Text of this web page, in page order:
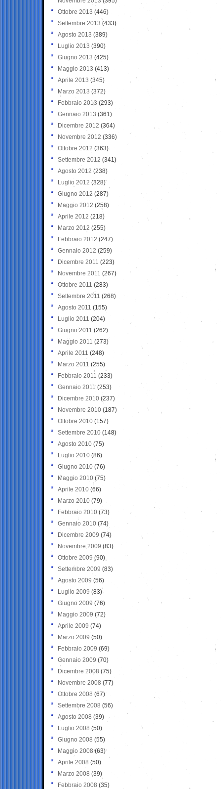
Ottobre 2013 (446)
Settembre 2013 (433)
Agosto 2013 (389)
Luglio 2013 (390)
Giugno 2013 (425)
Maggio 2013 (413)
Aprile 2013 (345)
Marzo 2013 (372)
Febbraio 2013 (293)
Gennaio 2013 (361)
Dicembre 2012 (364)
Novembre 2012 (336)
Ottobre 2012 (363)
Settembre 2012 (341)
Agosto 2012 (238)
Luglio 2012 (328)
Giugno 2012 (287)
Maggio 2012 (258)
Aprile 2012 (218)
Marzo 2012 (255)
Febbraio 2012 (247)
Gennaio 2012 (259)
Dicembre 2011 (223)
Novembre 2011 (267)
Ottobre 2011 (283)
Settembre 2011 (268)
Agosto 2011 (155)
Luglio 2011 (204)
Giugno 2011 (262)
Maggio 2011 (273)
Aprile 2011 (248)
Marzo 2011 (255)
Febbraio 2011 (233)
Gennaio 2011 (253)
Dicembre 2010 (237)
Novembre 2010 (187)
Ottobre 2010 (157)
Settembre 2010 (148)
Agosto 2010 (75)
Luglio 2010 (86)
Giugno 2010 (76)
Maggio 2010 (75)
Aprile 2010 (66)
Marzo 2010 (79)
Febbraio 2010 (73)
Gennaio 2010 (74)
Dicembre 2009 (74)
Novembre 2009 (83)
Ottobre 2009 (90)
Settembre 2009 (83)
Agosto 2009 (56)
Luglio 2009 (83)
Giugno 2009 (76)
Maggio 2009 (72)
Aprile 2009 (74)
Marzo 2009 (50)
Febbraio 2009 (69)
Gennaio 2009 (70)
Dicembre 2008 (75)
Novembre 2008 (77)
Ottobre 2008 (67)
Settembre 2008 (56)
Agosto 2008 (39)
Luglio 2008 (50)
Giugno 2008 (55)
Maggio 2008(63)
Aprile 2008 (50)
Marzo 2008 (39)
Febbraio 2008 (35)